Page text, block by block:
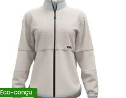
Eco-conçu